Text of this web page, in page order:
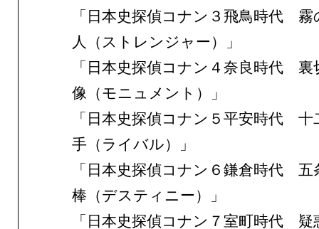
「日本史探偵コナン３飛鳥時代 霧
人（ストレンジャー）」
「日本史探偵コナン４奈良時代 裏
像（モニュメント）」
「日本史探偵コナン５平安時代 十
手（ライバル）」
「日本史探偵コナン６鎌倉時代 五
棒（デスティニー）」
「日本史探偵コナン７室町時代 疑